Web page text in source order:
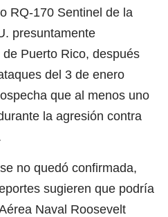
RQ-170 Sentinel de la
presuntamente
Puerto Rico, después
del 3 de enero
que al menos uno
la agresión contra
no quedó confirmada,
sugieren que podría
Naval Roosevelt